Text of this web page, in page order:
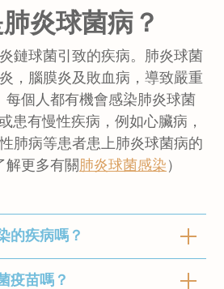
炎球菌病？
鏈球菌引致的疾病。肺炎球菌
，腦膜炎及敗血病，導致嚴重
每個人都有機會感染肺炎球菌
患有慢性疾病，例如心臟病，
肺病等患者患上肺炎球菌病的
解更多有關肺炎球菌感染 ）
的疾病嗎？
途徑
疫苗嗎？